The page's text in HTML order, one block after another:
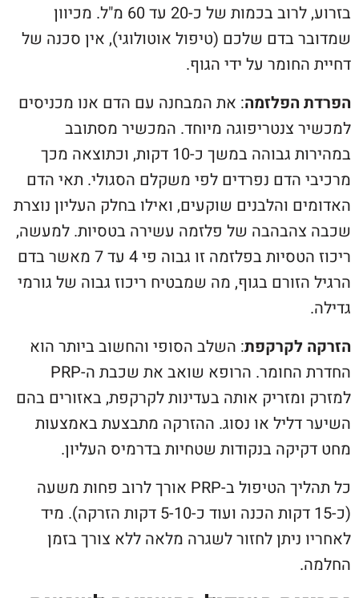
בזרוע, לרוב בכמות של כ-20 עד 60 מ"ל. מכיוון
שמדובר בדם שלכם (טיפול אוטולוגי), אין סכנה של
דחיית החומר על ידי הגוף.
הפרדת הפלזמה: את המבחנה עם הדם אנו מכניסים
למכשיר צנטריפוגה מיוחד. המכשיר מסתובב
במהירות גבוהה במשך כ-10 דקות, וכתוצאה מכך
מרכיבי הדם נפרדים לפי משקלם הסגולי. תאי הדם
האדומים והלבנים שוקעים, ואילו בחלק העליון נוצרת
שכבה צהבהבה של פלזמה עשירה בטסיות. למעשה,
ריכוז הטסיות בפלזמה זו גבוה פי 4 עד 7 מאשר בדם
הרגיל הזורם בגוף, מה שמבטיח ריכוז גבוה של גורמי
גדילה.
הזרקה לקרקפת: השלב הסופי והחשוב ביותר הוא
החדרת החומר. הרופא שואב את שכבת ה-PRP
למזרק ומזריק אותה בעדינות לקרקפת, באזורים בהם
השיער דליל או נסוג. ההזרקה מתבצעת באמצעות
מחט דקיקה בנקודות שטחיות בדרמיס העליון.
כל תהליך הטיפול ב-PRP אורך לרוב פחות משעה
(כ-15 דקות הכנה ועוד כ-5-10 דקות הזרקה). מיד
לאחריו ניתן לחזור לשגרה מלאה ללא צורך בזמן
החלמה.